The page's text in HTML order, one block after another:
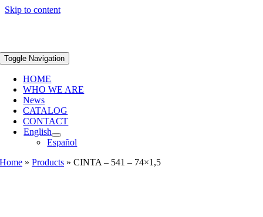
Skip to content
Toggle Navigation
HOME
WHO WE ARE
News
CATALOG
CONTACT
English
Español
Home »Products »CINTA – 541 – 74×1,5